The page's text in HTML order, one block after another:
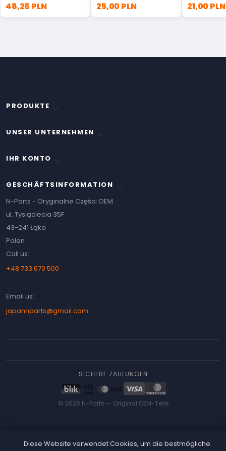
48,26 PLN 25,00 PLN 21,00 PLN
PRODUKTE
UNSER UNTERNEHMEN
IHR KONTO
GESCHÄFTSINFORMATION
N-Parts - Oryginalne Części OEM
ul. Tysiąclecia 35F
43-241 Łąka
Polen
Call us:
+48 733 670 500
Email us:
japannparts@gmail.com
SICHERE ZAHLUNGEN
© 2026 N-Parts — Original OEM-Teile
Diese Website verwendet Cookies, um die bestmögliche